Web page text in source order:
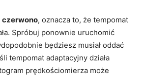
czerwono, oznacza to, że tempomat
Spróbuj ponownie uruchomić
będziesz musiał oddać
tempomat adaptacyjny działa
prędkościomierza może